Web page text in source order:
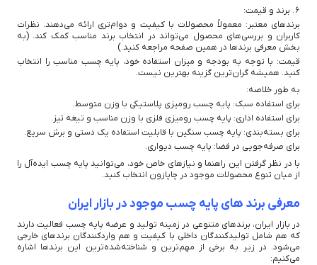
6. برند و قیمت:
برندهای معتبر: معمولاً محصولات با کیفیت و دوام‌تری ارائه می‌دهند. نظرات
کاربران و بررسی‌های محصول می‌تواند در انتخاب برند مناسب کمک کند. (به
بخش معرفی برندها در همین صفحه مراجعه کنید.)
قیمت: با توجه به بودجه و میزان استفاده خود، پایه چسب مناسب را انتخاب
کنید. همیشه گران‌ترین گزینه بهترین نیست.
به طور خلاصه:
برای استفاده سبک: پایه چسب رومیزی پلاستیکی با وزن متوسط.
برای استفاده اداری: پایه چسب رومیزی فلزی با وزن مناسب و تیغه تیز.
برای بسته‌بندی: پایه چسب سنگین با قابلیت استفاده یک دستی و برش سریع.
برای صرفه‌جویی در فضا: پایه چسب دیواری.
با در نظر گرفتن این راهنما و نیازهای خاص خود، می‌توانید پایه چسب ایده‌آل را
از میان تنوع محصولات موجود در چاپازون انتخاب کنید.
معرفی برند های پایه چسب موجود در بازار ایران
در بازار ایران، برندهای متنوعی در زمینه تولید و عرضه پایه چسب فعالیت دارند
که هم شامل تولیدکنندگان داخلی با کیفیت و هم واردکنندگان برندهای خارجی
می‌شود. در زیر به برخی از مهم‌ترین و شناخته‌شده‌ترین این برندها اشاره
می‌کنیم: